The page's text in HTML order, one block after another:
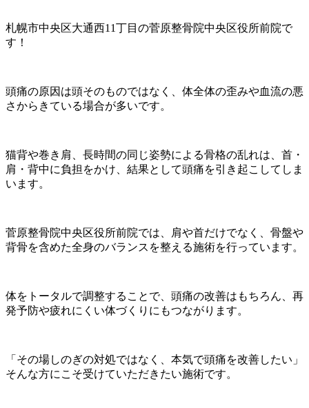
札幌市中央区大通西11丁目の菅原整骨院中央区役所前院で
す！
頭痛の原因は頭そのものではなく、体全体の歪みや血流の悪
さからきている場合が多いです。
猫背や巻き肩、長時間の同じ姿勢による骨格の乱れは、首・
肩・背中に負担をかけ、結果として頭痛を引き起こしてしま
います。
菅原整骨院中央区役所前院では、肩や首だけでなく、骨盤や
背骨を含めた全身のバランスを整える施術を行っています。
体をトータルで調整することで、頭痛の改善はもちろん、再
発予防や疲れにくい体づくりにもつながります。
「その場しのぎの対処ではなく、本気で頭痛を改善したい」
そんな方にこそ受けていただきたい施術です。